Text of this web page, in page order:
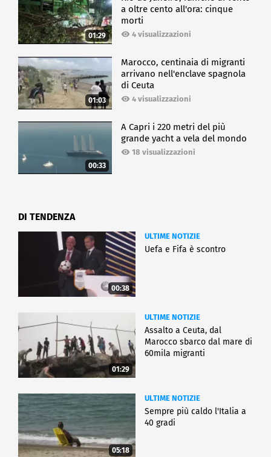
01:29
a oltre cento all'ora: cinque
morti
4 visualizzazioni
01:03
Marocco, centinaia di migranti
arrivano nell'enclave spagnola
di Ceuta
4 visualizzazioni
00:33
A Capri i 220 metri del più
grande yacht a vela del mondo
18 visualizzazioni
DI TENDENZA
00:38
ULTIME NOTIZIE
Uefa e Fifa è scontro
01:29
ULTIME NOTIZIE
Assalto a Ceuta, dal
Marocco sbarco dal mare di
60mila migranti
05:18
ULTIME NOTIZIE
Sempre più caldo l'Italia a
40 gradi